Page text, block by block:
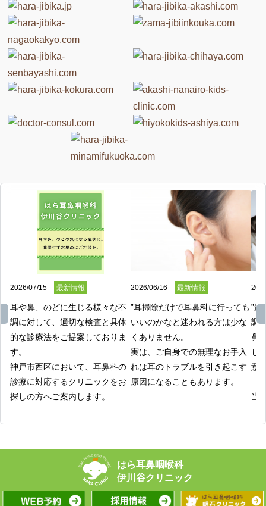
2026/07/15 最新情報
耳や鼻、のどに生じる様々な不
調に対して、適切な検査と具体
的な診療法をご提案しておりま
す。
神戸市西区において、耳鼻科の
診療に対応するクリニックをお
探しの方へご案内します。
クでは、患者様の症状や状態を
せた医療を提供することが可能
耳の強い痛みや長引く鼻水、の
どの違和感など、日常的に起こ
2026/06/16 最新情報
”耳掃除だけで耳鼻科に行っても
いいのかなと迷われる方は少な
くありません。
実は、ご自身での無理なお手入
れは耳のトラブルを引き起こす
原因になることもあります。
なお悩みにも親身に寄り添う医
じて、快適な生活を送るための
す。
”最
調
鼻
し
意
当
け
を